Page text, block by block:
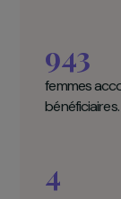
(GAMS
femmes